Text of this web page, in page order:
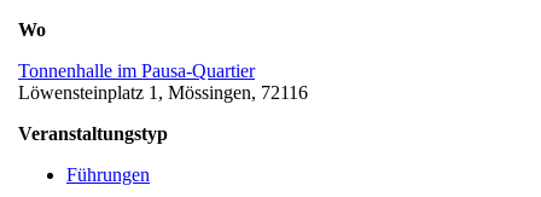
Wo
Tonnenhalle im Pausa-Quartier
Löwensteinplatz 1, Mössingen, 72116
Veranstaltungstyp
Führungen